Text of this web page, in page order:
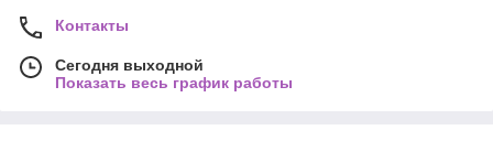
Контакты
Сегодня выходной
Показать весь график работы